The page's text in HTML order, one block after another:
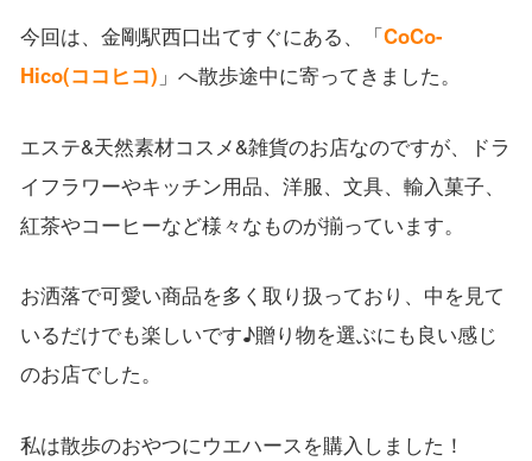
今回は、金剛駅西口出てすぐにある、「CoCo-
Hico(ココヒコ) 」へ散歩途中に寄ってきました。
エステ&天然素材コスメ&雑貨のお店なのですが、ドラ
イフラワーやキッチン用品、洋服、文具、輸入菓子、
紅茶やコーヒーなど様々なものが揃っています。
お洒落で可愛い商品を多く取り扱っており、中を見て
いるだけでも楽しいです♪贈り物を選ぶにも良い感じ
のお店でした。
私は散歩のおやつにウエハースを購入しました！